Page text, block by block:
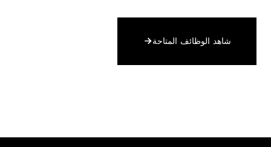
شاهد الوظائف المتاحة